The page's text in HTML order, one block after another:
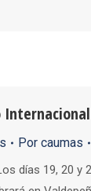
Por caumas
días 19, 20 y